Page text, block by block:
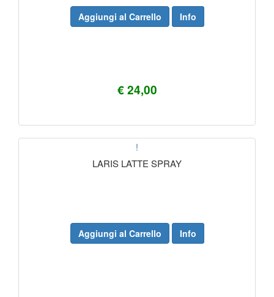
€ 24,00
Aggiungi al Carrello Info
!
LARIS LATTE SPRAY
Aggiungi al Carrello Info